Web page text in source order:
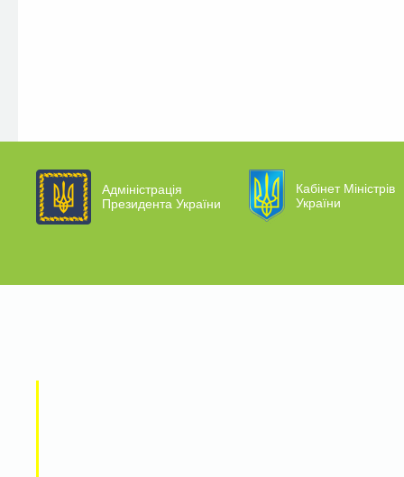
Адміністрація
Президента України
Кабінет Міністрів
України